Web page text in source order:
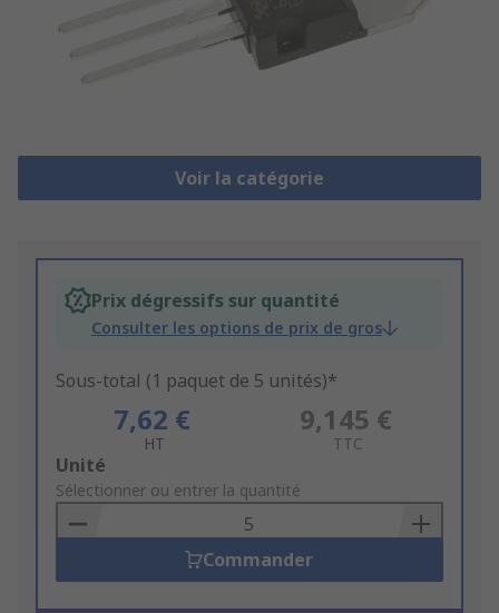
Voir la catégorie
Prix dégressifs sur quantité
Consulter les options de prix de gros
Sous-total (1 paquet de 5 unités)*
7,62 €
HT
9,145 €
TTC
Add
to
Basket
Unité
Sélectionner ou entrer la quantité
Commander